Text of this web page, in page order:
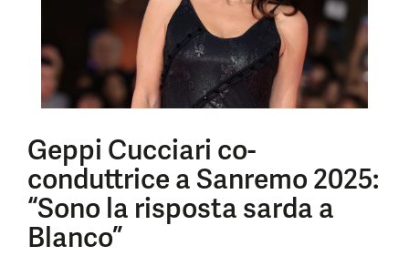
Geppi Cucciari co-
conduttrice a Sanremo 2025:
“Sono la risposta sarda a
Blanco”